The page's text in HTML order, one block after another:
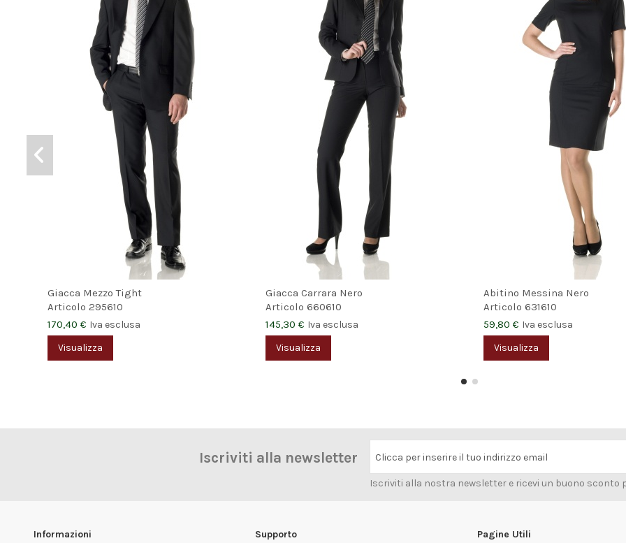
Giacca Mezzo Tight
Articolo 295610
170,40 € Iva esclusa
Visualizza
Giacca Carrara Nero
Articolo 660610
145,30 € Iva esclusa
Visualizza
Abitino Messina Nero
Articolo 631610
59,80 € Iva esclusa
Visualizza
Iscriviti alla newsletter Clicca per inserire il tuo indirizzo email
Iscriviti alla nostra newsletter e ricevi un buono sconto
Informazioni Supporto Pagine Utili